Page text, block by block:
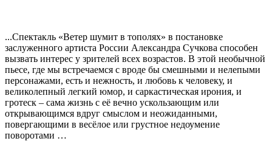
...Спектакль «Ветер шумит в тополях» в постановке
заслуженного артиста России Александра Сучкова способен
вызвать интерес у зрителей всех возрастов. В этой необычной
пьесе, где мы встречаемся с вроде бы смешными и нелепыми
персонажами, есть и нежность, и любовь к человеку, и
великолепный легкий юмор, и саркастическая ирония, и
гротеск – сама жизнь с её вечно ускользающим или
открывающимся вдруг смыслом и неожиданными,
повергающими в весёлое или грустное недоумение
поворотами …